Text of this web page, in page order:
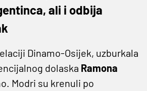
ali i odbija
Dinamo-Osijek, uzburkala
dolaska Ramona
Modri su krenuli po